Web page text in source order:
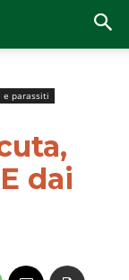
e parassiti
dai